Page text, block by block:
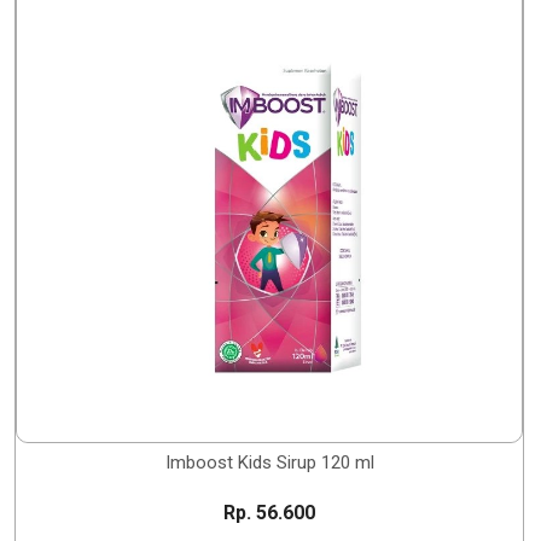
Imboost Kids Sirup 120 ml
Rp. 56.600